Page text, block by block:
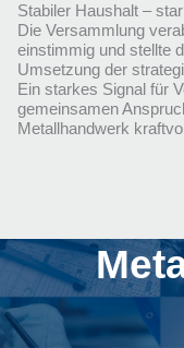
Stabiler Haushalt –
Die Versammlung
einstimmig und stellte
Umsetzung der
Ein starkes Signal für
gemeinsamen
Metallhandwerk